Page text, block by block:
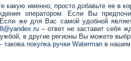
какую именно, просто добавьте ее в
оператором. Если Вы
же для Вас самой удобной
– ответ не заставит себя
в другие регионы Вы можете
такова покупка ручки Waterman в нашем